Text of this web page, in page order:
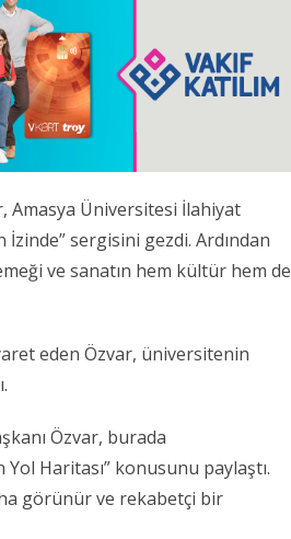
Amasya Üniversitesi İlahiyat
İzinde” sergisini gezdi. Ardından
ve sanatın hem kültür hem de
eden Özvar, üniversitenin
Özvar, burada
Haritası” konusunu paylaştı.
görünür ve rekabetçi bir